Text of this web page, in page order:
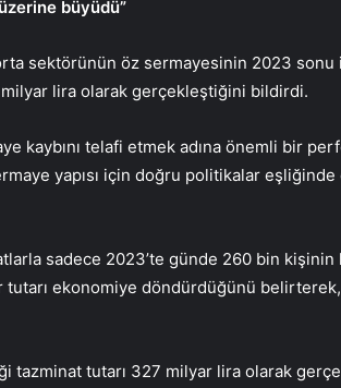
büyüdü”
sektörünün öz sermayesinin 2023 sonu
lira olarak gerçekleştiğini bildirdi.
kaybını telafi etmek adına önemli bir
yapısı için doğru politikalar eşliğinde
sadece 2023’te günde 260 bin kişinin
ekonomiye döndürdüğünü
tazminat tutarı 327 milyar lira olarak